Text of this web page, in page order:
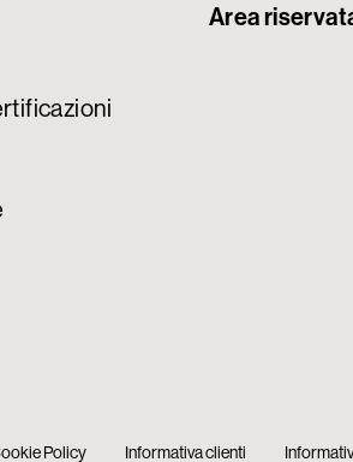
Area
Policy Informativa clienti